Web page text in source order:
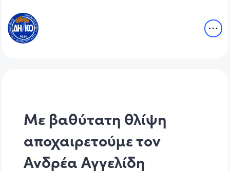
Με βαθύτατη θλίψη
αποχαιρετούμε τον
Ανδρέα Αγγελίδη